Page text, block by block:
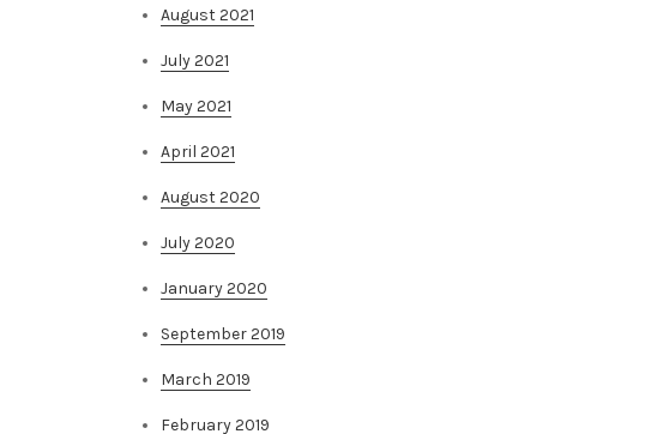
August 2021
July 2021
May 2021
April 2021
August 2020
July 2020
January 2020
September 2019
March 2019
February 2019